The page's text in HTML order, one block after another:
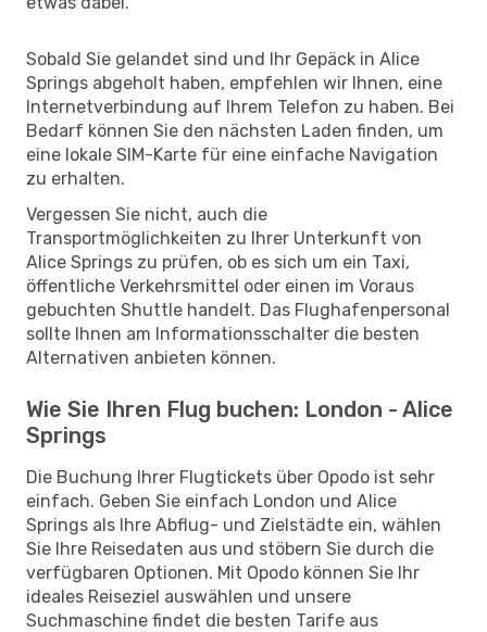
Sobald Sie gelandet sind und Ihr Gepäck in Alice
Springs abgeholt haben, empfehlen wir Ihnen, eine
Internetverbindung auf Ihrem Telefon zu haben. Bei
Bedarf können Sie den nächsten Laden finden, um
eine lokale SIM-Karte für eine einfache Navigation
zu erhalten.
Vergessen Sie nicht, auch die
Transportmöglichkeiten zu Ihrer Unterkunft von
Alice Springs zu prüfen, ob es sich um ein Taxi,
öffentliche Verkehrsmittel oder einen im Voraus
gebuchten Shuttle handelt. Das Flughafenpersonal
sollte Ihnen am Informationsschalter die besten
Alternativen anbieten können.
Wie Sie Ihren Flug buchen: London - Alice
Springs
Die Buchung Ihrer Flugtickets über Opodo ist sehr
einfach. Geben Sie einfach London und Alice
Springs als Ihre Abflug- und Zielstädte ein, wählen
Sie Ihre Reisedaten aus und stöbern Sie durch die
verfügbaren Optionen. Mit Opodo können Sie Ihr
ideales Reiseziel auswählen und unsere
Suchmaschine findet die besten Tarife aus